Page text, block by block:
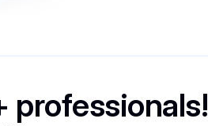
professionals!